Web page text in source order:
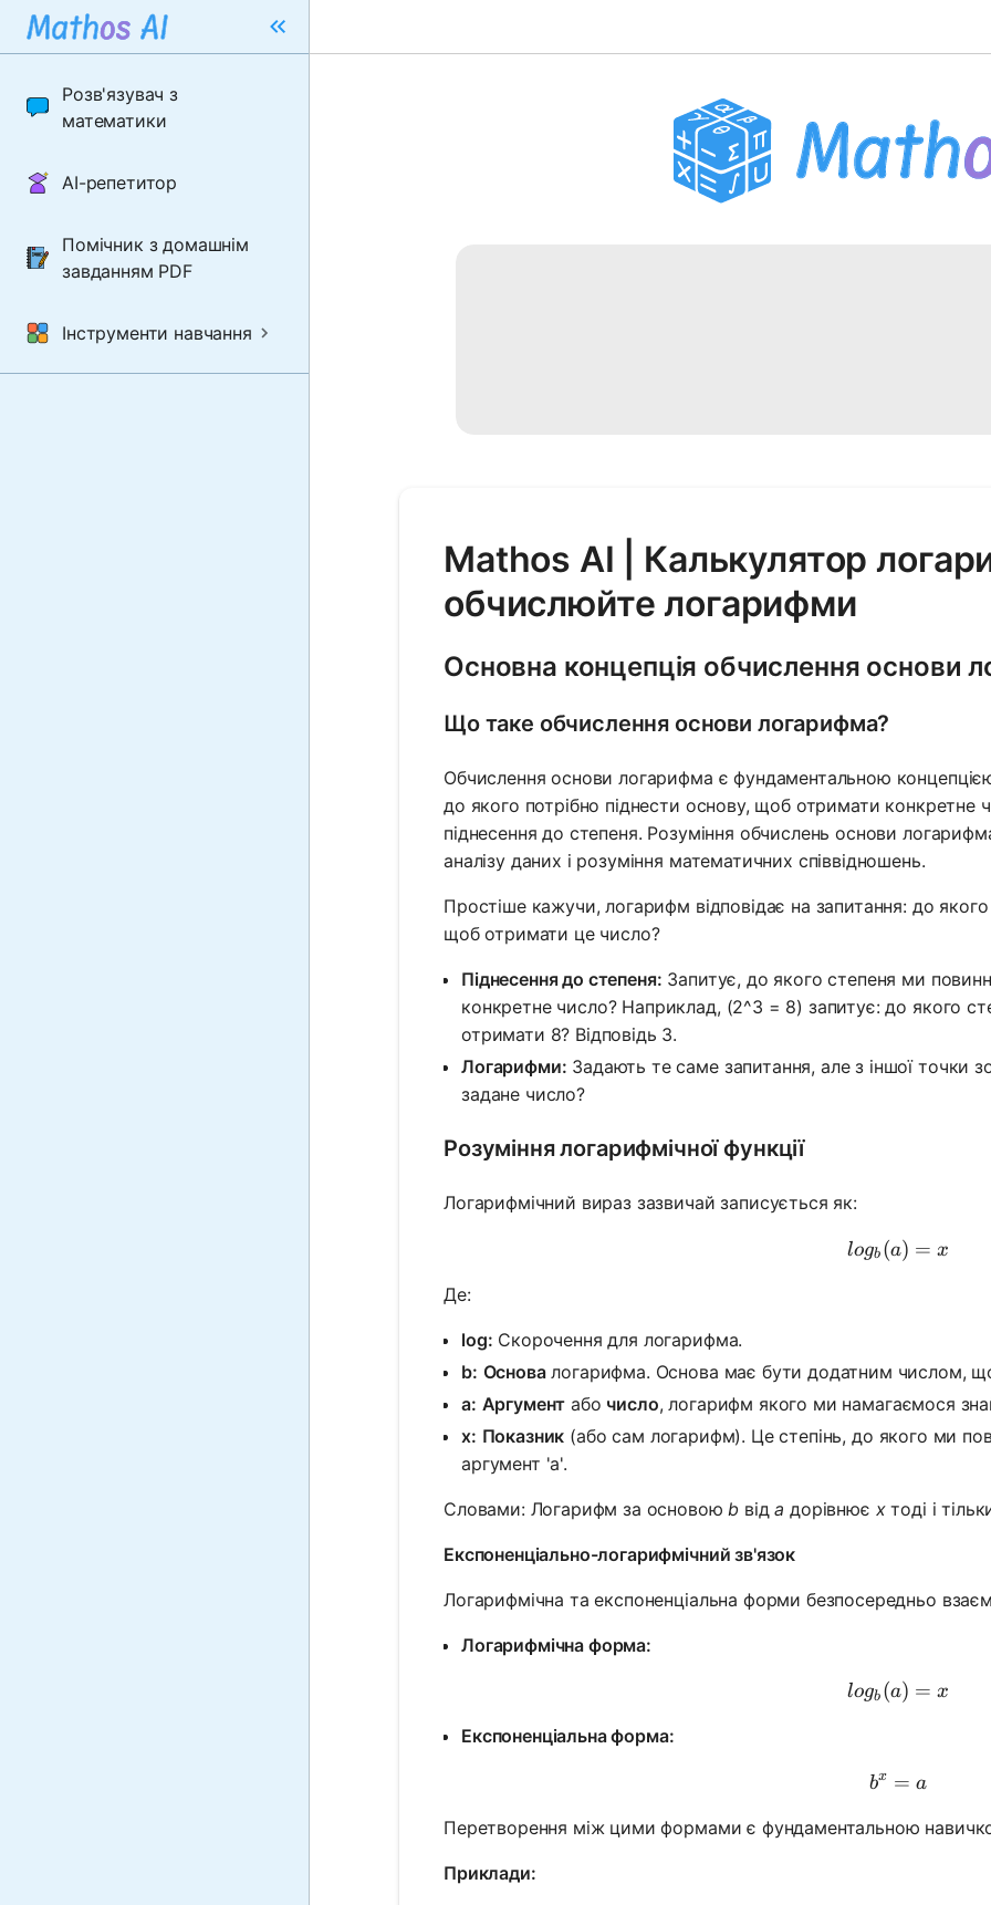
Розв'язувач з
математики
AI-репетитор
Помічник з домашнім
завданням PDF
Інструменти навчання
Mathos AI | Калькулятор
обчислюйте логарифми
Основна концепція обчислення основи
Що таке обчислення основи логарифма?
Обчислення основи логарифма є фундаментальною
до якого потрібно піднести основу, щоб отримати конкретне
піднесення до степеня. Розуміння обчислень основи
аналізу даних і розуміння математичних співвідношень.
Простіше кажучи, логарифм відповідає на запитання: до
щоб отримати це число?
Піднесення до степеня: Запитує, до якого степеня ми
конкретне число? Наприклад, (2^3 = 8) запитує: до якого
отримати 8? Відповідь 3.
Логарифми: Задають те саме запитання, але з іншої точки
задане число?
Розуміння логарифмічної функції
Логарифмічний вираз зазвичай записується як:
log_b(a) =
logb (a) = x
Де:
log: Скорочення для логарифма.
b: Основалогарифма. Основа має бути додатним числом,
a: Аргумент або число, логарифм якого ми намагаємося
x: Показник (або сам логарифм). Це степінь, до якого ми
аргумент 'a'.
Словами: Логарифм за основою b відa дорівнює xтоді і
Експоненціально-логарифмічний зв'язок
Логарифмічна та експоненціальна форми безпосередньо
Логарифмічна форма:
log_b(a) =
logb (a) = x
Експоненціальна форма:
b^x = a
bx = a
Перетворення між цими формами є фундаментальною
Приклади: